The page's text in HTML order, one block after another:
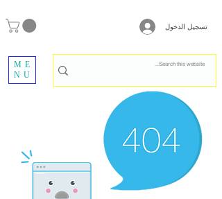
تسجيل الدخول
ME
NU